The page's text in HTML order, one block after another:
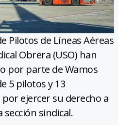
Pilotos de Líneas Aéreas
Obrera (USO) han
por parte de Wamos
5 pilotos y 13
ejercer su derecho a
sindical.